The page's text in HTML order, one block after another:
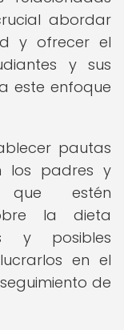
abordar
y ofrecer el
y sus
este enfoque
pautas
los padres y
que estén
la dieta
y posibles
en el
de